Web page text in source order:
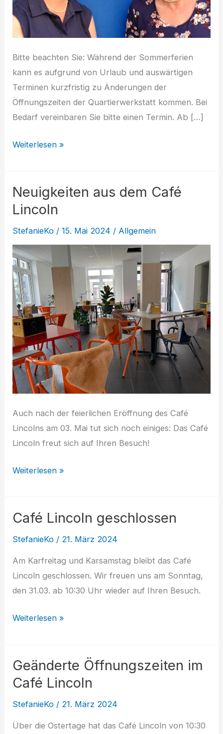
Bitte beachten Sie: Während der Sommerferien
kann es aufgrund von Urlaub und auswärtigen
Terminen kurzfristig zu Änderungen der
Öffnungszeiten der Quartierwerkstatt kommen. Bei
Bedarf vereinbaren Sie bitte einen Termin. Ab […]
Öffnungszeiten
Weiterlesen »
Neuigkeiten aus dem Café
Lincoln
StefanieKo /15. Mai 2024 / Allgemein
Auch nach der feierlichen Eröffnung des Café
Lincolns am 03. Mai tut sich noch einiges: Das Café
Lincoln freut sich auf Ihren Besuch!
Neuigkeiten
Café
Weiterlesen »
Café Lincoln geschlossen
StefanieKo / 21. März 2024
Am Karfreitag und Karsamstag bleibt das Café
Lincoln geschlossen. Wir freuen uns am Sonntag,
den 31.03. ab 10:30 Uhr wieder auf Ihren Besuch.
Café
Weiterlesen »
Geänderte Öffnungszeiten im
Café Lincoln
StefanieKo / 21. März 2024
Über die Ostertage hat das Café Lincoln von 10:30